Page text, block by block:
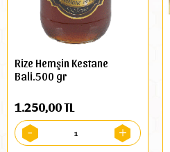
Rize Hemşin Kestane
Bali.500 gr
1.250,00 TL